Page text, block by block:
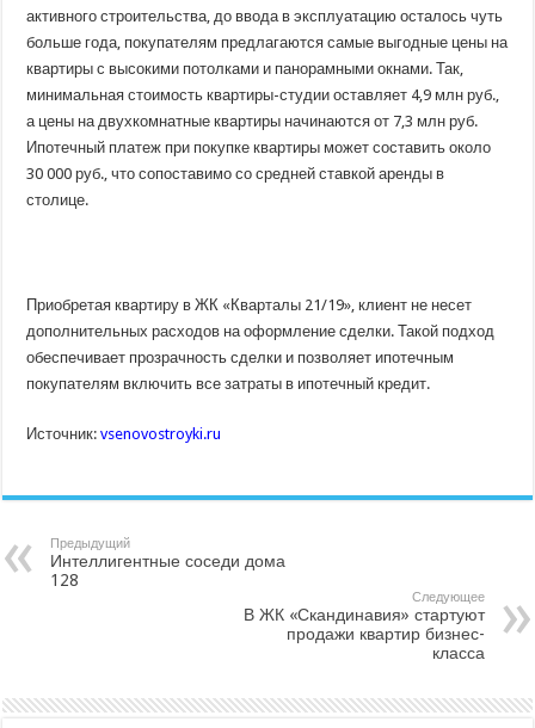
активного строительства, до ввода в эксплуатацию осталось чуть
больше года, покупателям предлагаются самые выгодные цены на
квартиры с высокими потолками и панорамными окнами. Так,
минимальная стоимость квартиры-студии оставляет 4,9 млн руб.,
а цены на двухкомнатные квартиры начинаются от 7,3 млн руб.
Ипотечный платеж при покупке квартиры может составить около
30 000 руб., что сопоставимо со средней ставкой аренды в
столице.
Приобретая квартиру в ЖК «Кварталы 21/19», клиент не несет
дополнительных расходов на оформление сделки. Такой подход
обеспечивает прозрачность сделки и позволяет ипотечным
покупателям включить все затраты в ипотечный кредит.
Источник:vsenovostroyki.ru
Предыдущий
Интеллигентные соседи дома
128
Следующее
В ЖК «Скандинавия» стартуют
продажи квартир бизнес-
класса